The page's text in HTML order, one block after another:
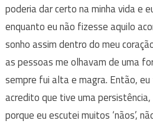
poderia dar certo na minha vida e
enquanto eu não fizesse aquilo
sonho assim dentro do meu
as pessoas me olhavam de uma
sempre fui alta e magra. Então,
acredito que tive uma
porque eu escutei muitos ‘nãos’,